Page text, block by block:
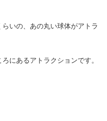
らいの、あの丸い球体がアトラ
にあるアトラクションです。